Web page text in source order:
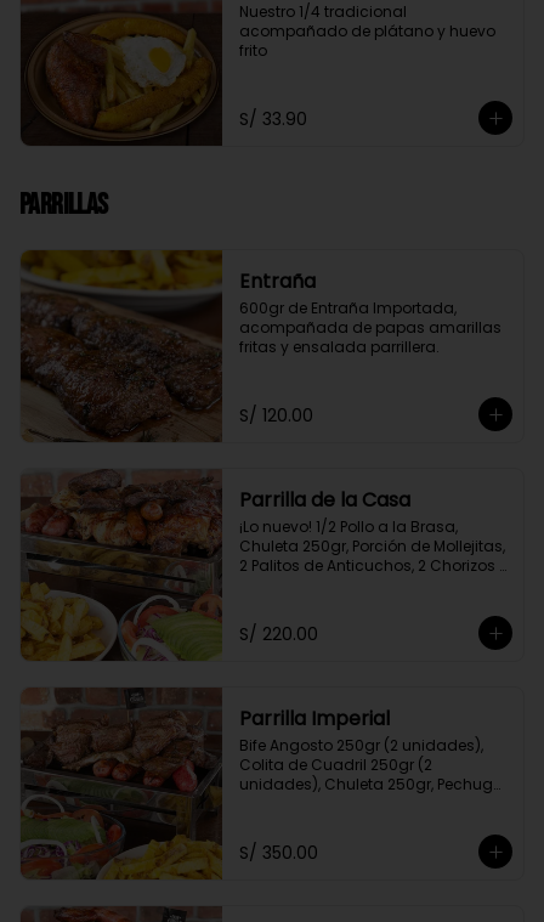
Nuestro 1/4 tradicional
acompañado de plátano y huevo
frito
S/ 33.90
Parrillas
Entraña
600gr de Entraña Importada,
acompañada de papas amarillas
fritas y ensalada parrillera.
S/ 120.00
Parrilla de la Casa
¡Lo nuevo! 1/2 Pollo a la Brasa,
Chuleta 250gr, Porción de Mollejitas,
2 Palitos de Anticuchos, 2 Chorizos
de Papas Amarillas Fritas y
Ensalada Parrillera.
S/ 220.00
Parrilla Imperial
Bife Angosto 250gr (2 unidades),
Colita de Cuadril 250gr (2
unidades), Chuleta 250gr, Pechuga
Champiñones, Porción de Papa
Amarilla Frita y Ensalada Parrillera
S/ 350.00